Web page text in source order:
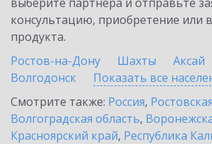
консультацию, приобретение или
продукта.
Ростов-на-Дону
Шахты Аксай
Волгодонск
Показать все
Смотрите также: Россия,
Волгоградская область,
Красноярский край, Республика